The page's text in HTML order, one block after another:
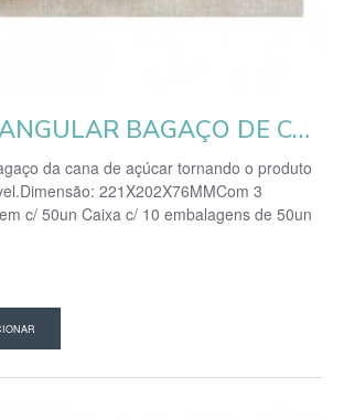
CAIXA RETANGULAR BAGAÇO DE CANA 1200ML C/ 3 DIVISÓRIAS - EMB. 50 UN.
da cana de açúcar tornando o produto
221X202X76MMCom 3
c/ 50un Caixa c/ 10 embalagens de 50un